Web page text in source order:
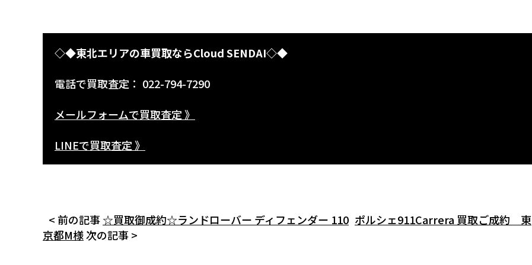
◇◆東北エリアの車買取ならCloud SENDAI◇◆
電話で買取査定： 022-794-7290
メールフォームで買取査定 》
LINEで買取査定 》
< 前の記事☆買取御成約☆ランドローバー ディフェンダー 110 ポルシェ911Carrera 買取ご成約 東
京都M様次の記事 >